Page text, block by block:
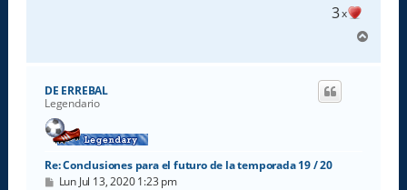
3x
r
DE ERREBAL
Legendario
Re: Conclusiones para el futuro de la temporada 19 / 20
M
Lun Jul 13, 2020 1:23 pm